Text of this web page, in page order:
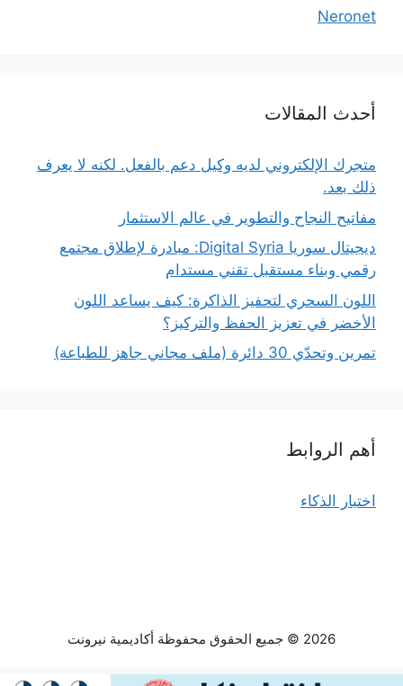
Neronet
أحدث المقالات
متجرك الإلكتروني لديه وكيل دعم بالفعل. لكنه لا يعرف
ذلك بعد.
مفاتيح النجاح والتطوير في عالم الاستثمار
ديجيتال سوريا Digital Syria: مبادرة لإطلاق مجتمع
رقمي وبناء مستقبل تقني مستدام
اللون السحري لتحفيز الذاكرة: كيف يساعد اللون
الأخضر في تعزيز الحفظ والتركيز؟
تمرين وتحدّي 30 دائرة (ملف مجاني جاهز للطباعة)
أهم الروابط
اختبار الذكاء
2026 © جميع الحقوق محفوظة أكاديمية نيرونت